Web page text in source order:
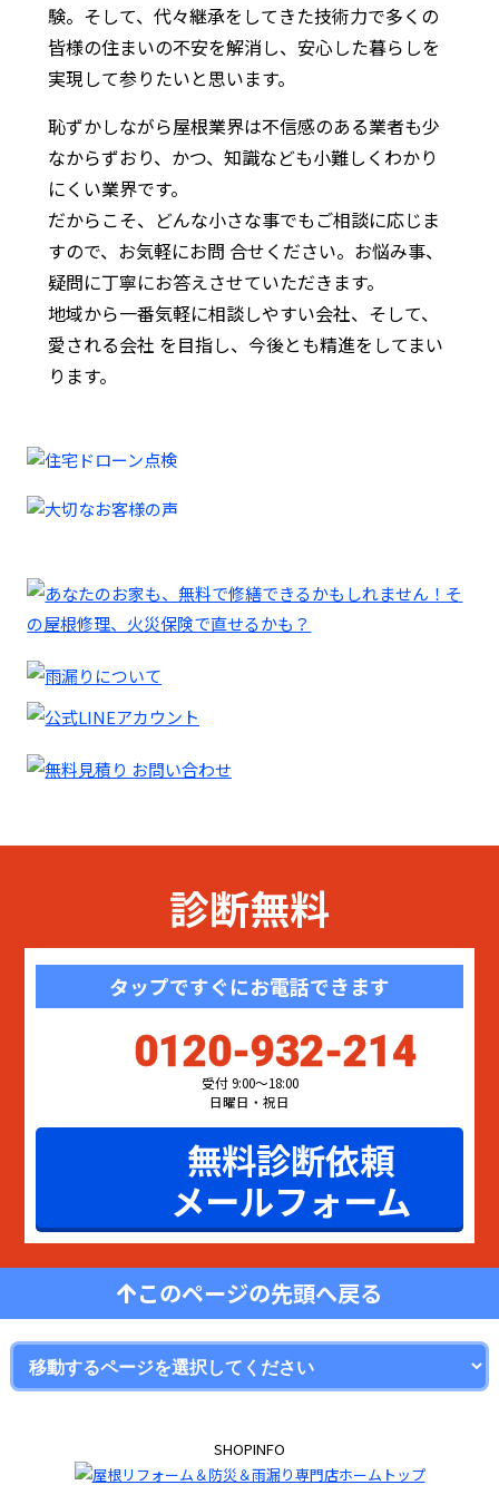
験。そして、代々継承をしてきた技術力で多くの
皆様の住まいの不安を解消し、安心した暮らしを
実現して参りたいと思います。
恥ずかしながら屋根業界は不信感のある業者も少
なからずおり、かつ、知識なども小難しくわかり
にくい業界です。
だからこそ、どんな小さな事でもご相談に応じま
すので、お気軽にお問 合せください。お悩み事、
疑問に丁寧にお答えさせていただきます。
地域から一番気軽に相談しやすい会社、そして、
愛される会社 を目指し、今後とも精進をしてまい
ります。
診断無料
タップですぐにお電話できます
0120-932-214
受付 9:00〜18:00
日曜日・祝日
無料診断依頼
メールフォーム
このページの先頭へ戻る
SHOPINFO